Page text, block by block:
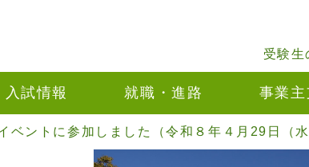
受験生
入試情報 就職・進路 事業主
ントに参加しました（令和８年４月29日（水